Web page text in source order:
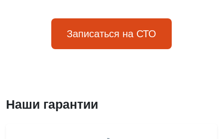
Записаться на СТО
Наши гарантии